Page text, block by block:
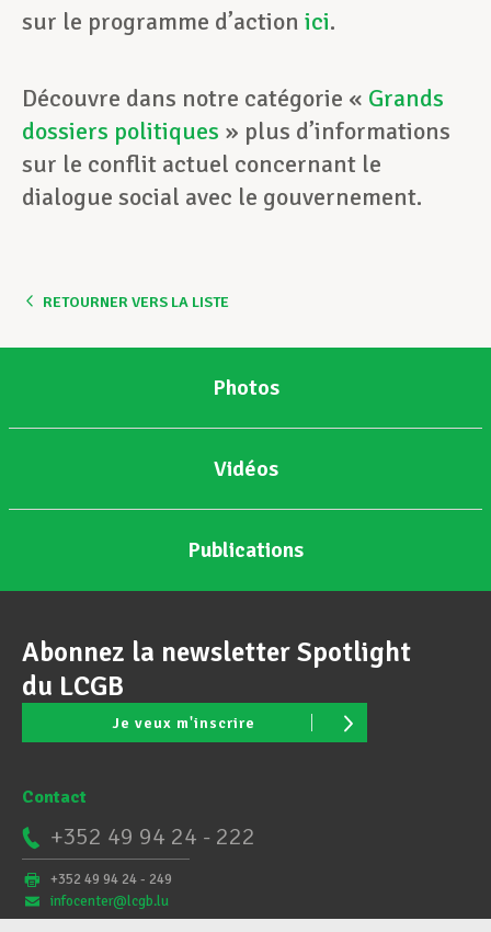
sur le programme d’action ici.
Découvre dans notre catégorie « Grands
dossiers politiques » plus d’informations
sur le conflit actuel concernant le
dialogue social avec le gouvernement.
RETOURNER VERS LA LISTE
Photos
Vidéos
Publications
Abonnez la newsletter Spotlight
du LCGB
Je veux m'inscrire
Contact
+352 49 94 24 - 222
+352 49 94 24 - 249
infocenter@lcgb.lu